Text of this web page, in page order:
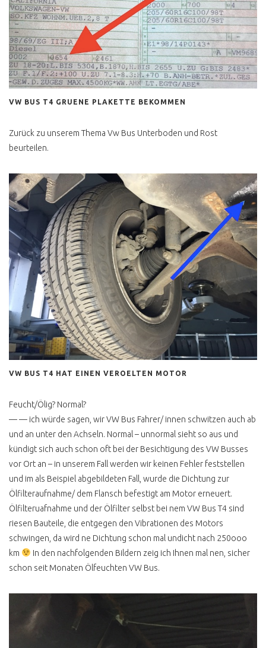
CALIFORNIA EXCLUSIV
WESTFALIA
SCHATZKISTE
KLAPPDACHCAMPER
CALIFORNIA COACH
HOCHDACH
CALIFORNIA COACH
FALTDACH
CALIFORNIA FAKE
HOCHDACH
CALIFORNIA FAKE
AUFSTELLDACH
MULTIVAN SERIE 1
MULTIVAN 2.4 DIESEL
AUTOMATIK
MULTIVAN SERIE 2
MULTIVAN TÜV NEU
T4 HOCH LANG 9 SITZER
T4 HYPE HÖCHSTPREISE
T4 DIESEL / BENZINER
T4 BENZINER KAUFEN ?
T4 DIESEL KAUFEN ?
T4 ONE CLICK BUY
T4 SYNCRO HYPE
T4 SYNCRO CALIFORNIA
KLAPPDACHCAMPER
VW BUS T4 GRUENE PLAKETTE BEKOMMEN
Zurück zu unserem Thema Vw Bus Unterboden und Rost
beurteilen.
VW BUS T4 HAT EINEN VEROELTEN MOTOR
Feucht/Ölig? Normal?
— — ich würde sagen, wir VW Bus Fahrer/ innen schwitzen auch ab
und an unter den Achseln. Normal – unnormal sieht so aus und
kündigt sich auch schon oft bei der Besichtigung des VW Busses
vor Ort an – in unserem Fall werden wir keinen Fehler feststellen
und im als Beispiel abgebildeten Fall, wurde die Dichtung zur
Ölfilteraufnahme/ dem Flansch befestigt am Motor erneuert.
Ölfilteruafnahme und der Ölfilter selbst bei nem VW Bus T4 sind
riesen Bauteile, die entgegen den Vibrationen des Motors
schwingen, da wird ne Dichtung schon mal undicht nach 250ooo
km
In den nachfolgenden Bildern zeig ich Ihnen mal nen, sicher
schon seit Monaten Ölfeuchten VW Bus.